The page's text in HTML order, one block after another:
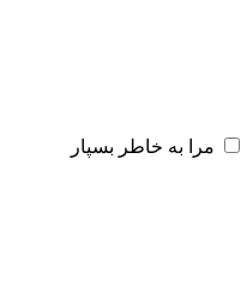
مرا به خاطر بسپار